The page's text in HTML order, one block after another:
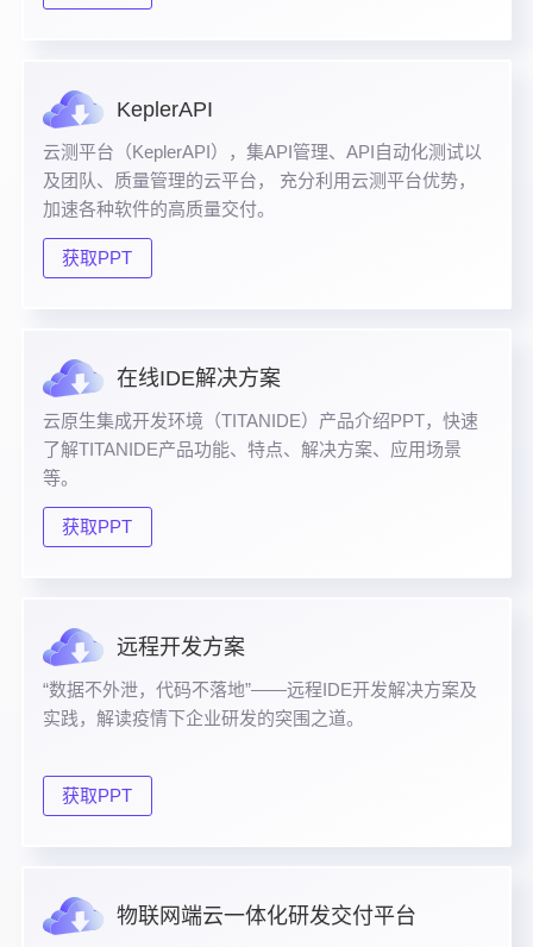
KeplerAPI
云测平台（KeplerAPI），集API管理、API自动化测试以
及团队、质量管理的云平台， 充分利用云测平台优势，
加速各种软件的高质量交付。
获取PPT
在线IDE解决方案
云原生集成开发环境（TITANIDE）产品介绍PPT，快速
了解TITANIDE产品功能、特点、解决方案、应用场景
等。
获取PPT
远程开发方案
“数据不外泄，代码不落地”——远程IDE开发解决方案及
实践，解读疫情下企业研发的突围之道。
获取PPT
物联网端云一体化研发交付平台